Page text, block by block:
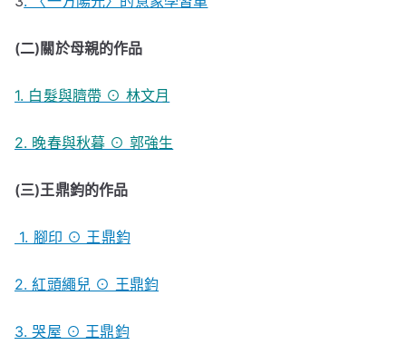
(二)關於母親的作品
1. 白髮與臍帶 ⊙ 林文月
2. 晚春與秋暮 ⊙ 郭強生
(三)王鼎鈞的作品
1. 腳印 ⊙ 王鼎鈞
2. 紅頭繩兒 ⊙ 王鼎鈞
3. 哭屋 ⊙ 王鼎鈞